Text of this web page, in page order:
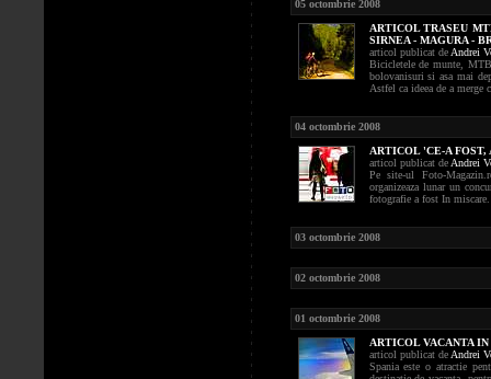
05 octombrie 2008
ARTICOL TRASEU
SIRNEA - MAGURA -
articol publicat de Andrei
Bicicletele de munte,
bolovanisuri si asa mai
Astfel ca ideea de a
04 octombrie 2008
ARTICOL 'CE-A
articol publicat de Andrei
Pe site-ul Foto-
organizeaza lunar un
fotografie a fost In
03 octombrie 2008
02 octombrie 2008
01 octombrie 2008
ARTICOL VACANTA
articol publicat de Andrei
Spania este o atractie